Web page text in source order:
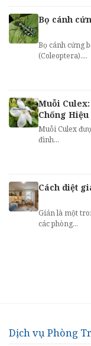
Bọ cánh
Bọ cánh cứng
(Coleoptera)....
Muỗi
Chống Hiệu
Muỗi Culex
đình...
Cách diệt
Gián là một
các phòng...
Dịch vụ Phòng